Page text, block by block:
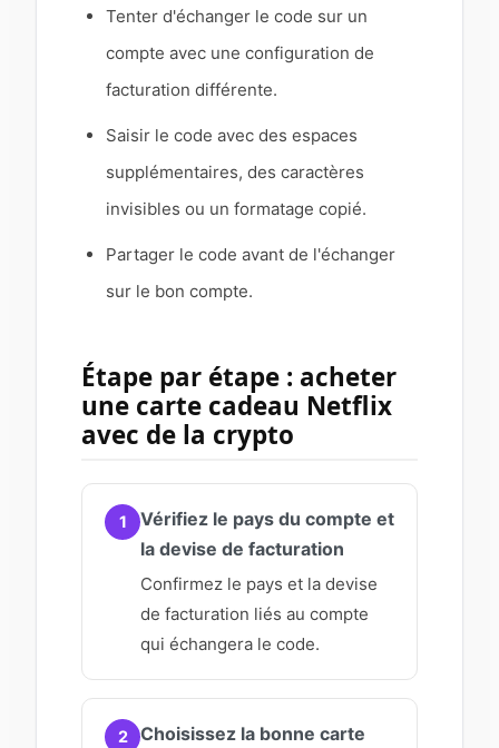
Tenter d'échanger le code sur un
compte avec une configuration de
facturation différente.
Saisir le code avec des espaces
supplémentaires, des caractères
invisibles ou un formatage copié.
Partager le code avant de l'échanger
sur le bon compte.
Étape par étape : acheter
une carte cadeau Netflix
avec de la crypto
1
Vérifiez le pays du compte et
la devise de facturation
Confirmez le pays et la devise
de facturation liés au compte
qui échangera le code.
2
Choisissez la bonne carte